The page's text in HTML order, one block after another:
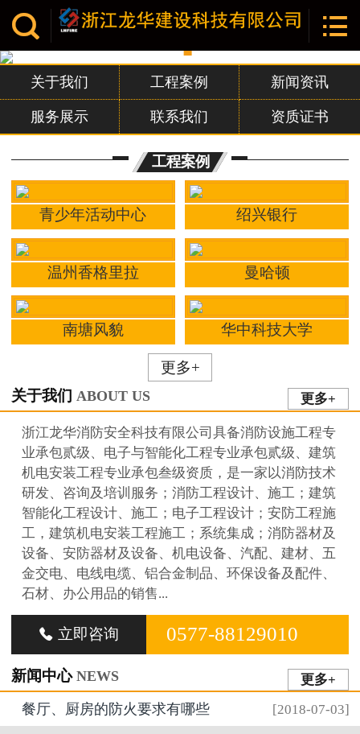
 网站首页
关于我们
工程案例
服务展示
联系我们
资质证书
荣誉证书


关于我们 工程案例 新闻资讯
服务展示 联系我们 资质证书
工程案例
青少年活动中心 绍兴银行
温州香格里拉 曼哈顿
南塘风貌 华中科技大学
更多+
关于我们 ABOUT US 更多+
浙江龙华消防安全科技有限公司具备消防设施工程专
业承包贰级、电子与智能化工程专业承包贰级、建筑
机电安装工程专业承包叁级资质，是一家以消防技术
研发、咨询及培训服务；消防工程设计、施工；建筑
智能化工程设计、施工；电子工程设计；安防工程施
工，建筑机电安装工程施工；系统集成；消防器材及
设备、安防器材及设备、机电设备、汽配、建材、五
金交电、电线电缆、铝合金制品、环保设备及配件、
石材、办公用品的销售...
 立即咨询 0577-88129010
新闻中心 NEWS
更多+
[2018-07-03]
餐厅、厨房的防火要求有哪些